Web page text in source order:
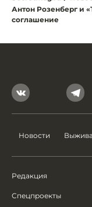
Антон Розенберг и
соглашение
Новости
Редакция
Спецпроекты